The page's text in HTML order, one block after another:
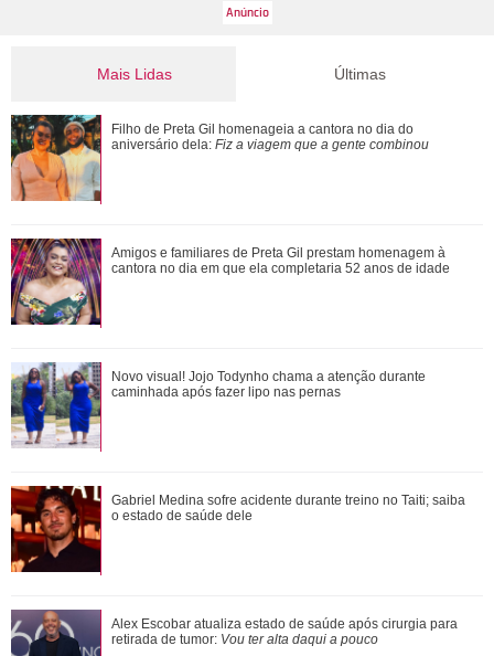
Mais Lidas
Novo visual! Jojo Todynho chama a atenção durante
caminhada após fazer lipo nas pernas
Com reaproximação, Príncipe Harry estaria na expectativa
de Rei Charles III marcar presen�...
Alex Escobar atualiza estado de saúde após cirurgia para
retirada de tumor: Vou ter alta da...
Mãe de Virginia Fonseca exibe tatuagem íntima em fotos de
biquíni
Loira, morena, platinada... Relembre alguns dos cabelos
que Ariana Grande já teve
Últimas
Filho de Preta Gil homenageia a cantora no dia do
aniversário dela: Fiz a viagem que a gente combinou
Amigos e familiares de Preta Gil prestam homenagem à
cantora no dia em que ela completaria 52 anos de idade
Novo visual! Jojo Todynho chama a atenção durante
caminhada após fazer lipo nas pernas
Gabriel Medina sofre acidente durante treino no Taiti; saiba
o estado de saúde dele
Alex Escobar atualiza estado de saúde após cirurgia para
retirada de tumor: Vou ter alta daqui a pouco